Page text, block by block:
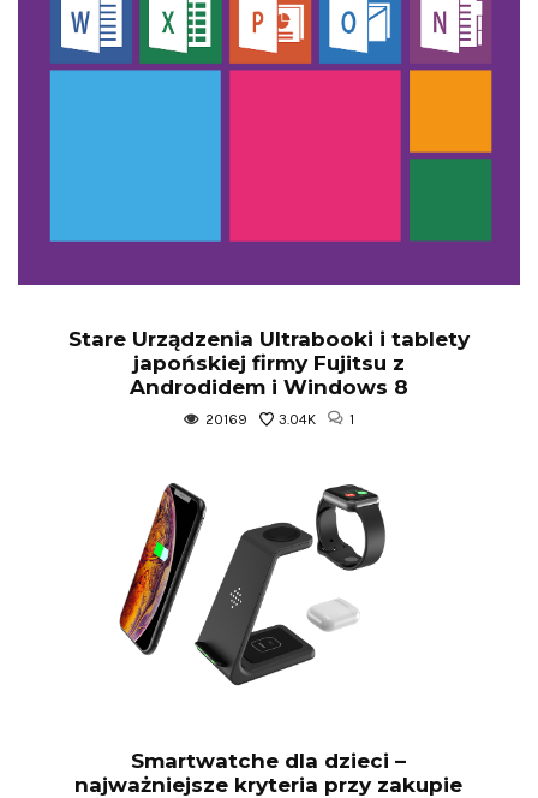
Stare Urządzenia Ultrabooki i tablety
japońskiej firmy Fujitsu z
Androdidem i Windows 8
20169 3.04K 1
Smartwatche dla dzieci –
najważniejsze kryteria przy zakupie